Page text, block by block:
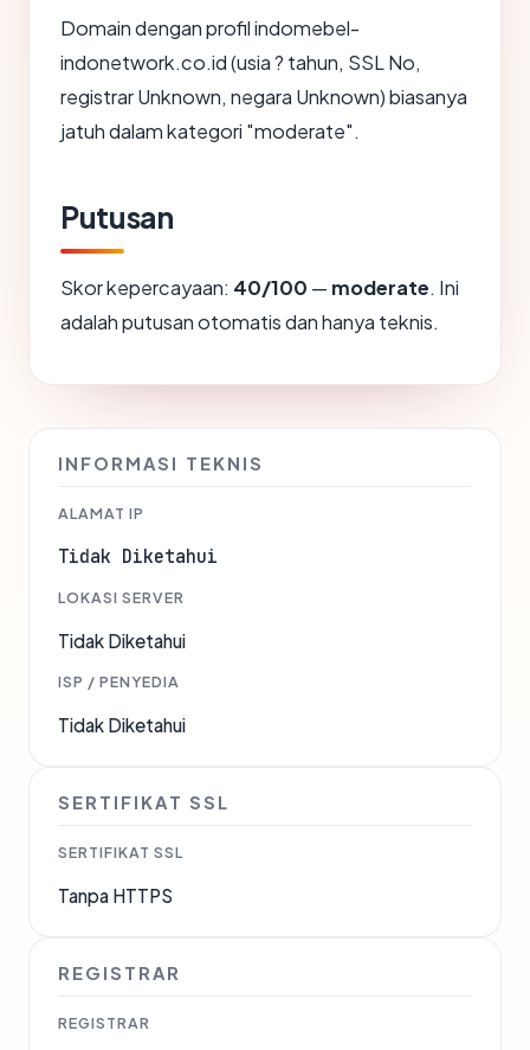
Domain dengan profil indomebel-
indonetwork.co.id (usia ? tahun, SSL No,
registrar Unknown, negara Unknown) biasanya
jatuh dalam kategori "moderate".
Putusan
Skor kepercayaan: 40/100 — moderate. Ini
adalah putusan otomatis dan hanya teknis.
INFORMASI TEKNIS
ALAMAT IP
Tidak Diketahui
LOKASI SERVER
Tidak Diketahui
ISP / PENYEDIA
Tidak Diketahui
SERTIFIKAT SSL
SERTIFIKAT SSL
Tanpa HTTPS
REGISTRAR
REGISTRAR